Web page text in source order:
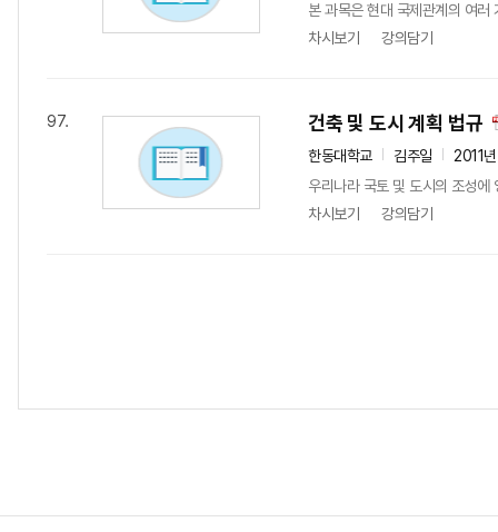
본 과목은 현대 국제관계의 여러
차시보기
강의담기
97. 건축 및 도시 계획 법규
한동대학교 김주일
2011
우리나라 국토 및 도시의 조성에
차시보기
강의담기